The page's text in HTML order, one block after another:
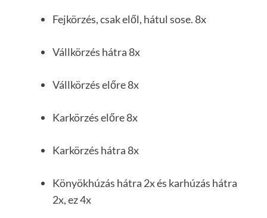
Fejkörzés, csak elől, hátul sose. 8x
Vállkörzés hátra 8x
Vállkörzés előre 8x
Karkörzés előre 8x
Karkörzés hátra 8x
Könyökhúzás hátra 2x és karhúzás hátra
2x, ez 4x